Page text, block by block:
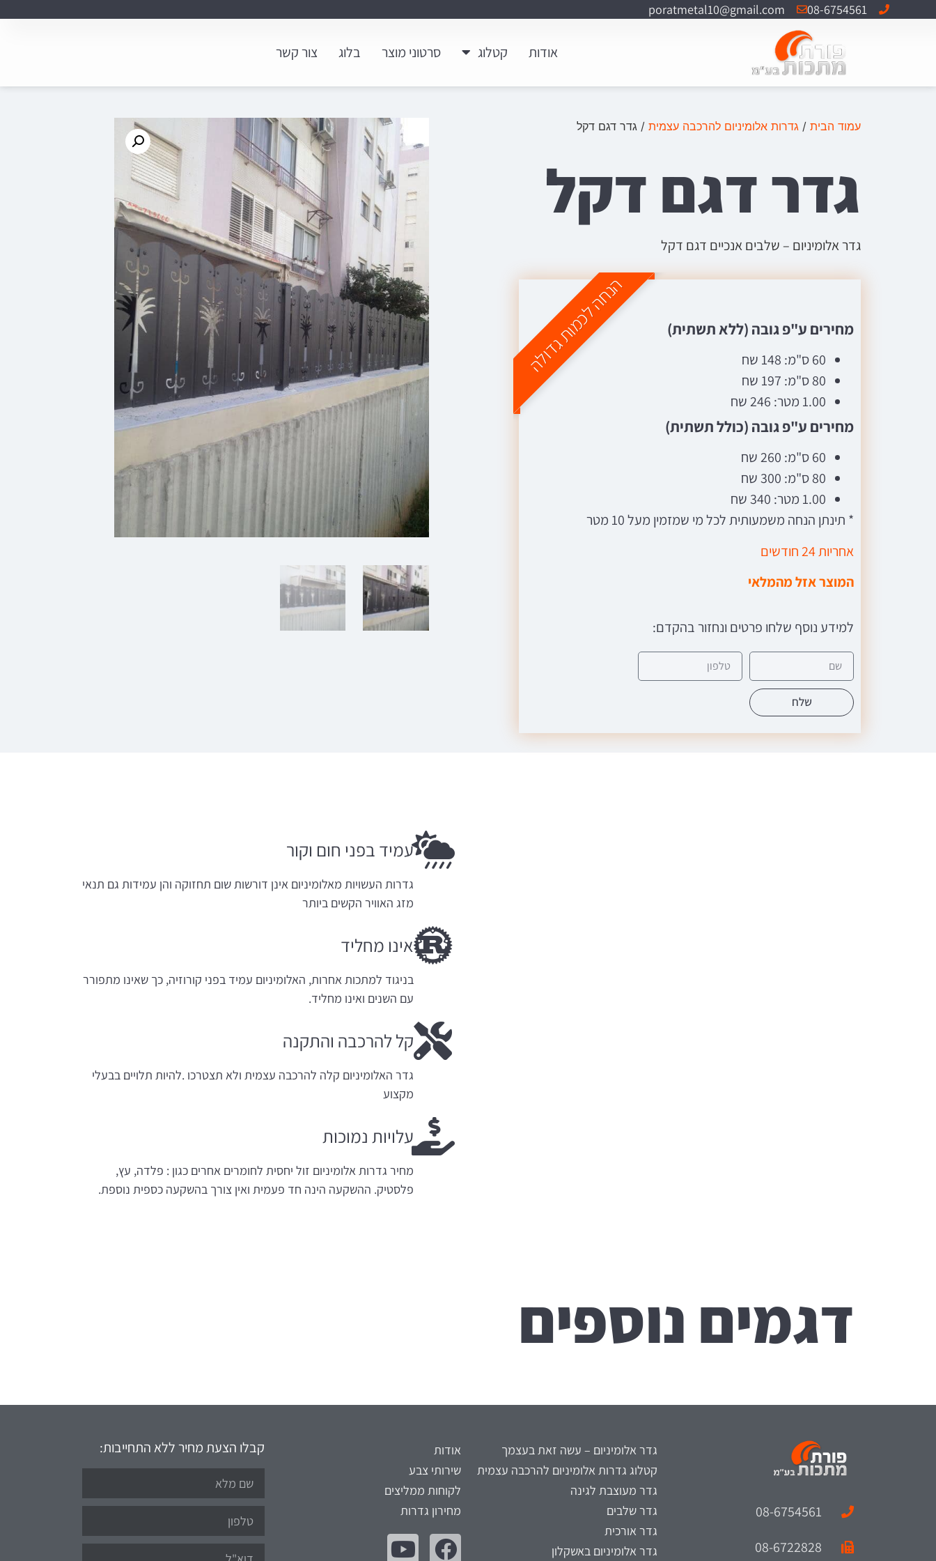
08-6754561
poratmetal10@gmail.com
אודות קטלוג סרטוני מוצר בלוג צור קשר
עמוד הבית/ גדרות אלומיניום להרכבה עצמית/ גדר דגם דקל
גדר דגם דקל
גדר אלומיניום – שלבים אנכיים דגם דקל
הנחה לכמות גדולה מחירים ע"פ גובה (ללא תשתית)
60 ס"מ: 148 שח
80 ס"מ: 197 שח
1.00 מטר: 246 שח
מחירים ע"פ גובה (כולל תשתית)
60 ס"מ: 260 שח
80 ס"מ: 300 שח
1.00 מטר: 340 שח
* תינתן הנחה משמעותית לכל מי שמזמין מעל 10 מטר
אחריות 24 חודשים
המוצר אזל מהמלאי
למידע נוסף שלחו פרטים ונחזור בהקדם:
שלח
עמיד בפני חום וקור
גדרות העשויות מאלומיניום אינן דורשות שום תחזוקה והן עמידות גם תנאי
מזג האוויר הקשים ביותר
אינו מחליד
בניגוד למתכות אחרות, האלומיניום עמיד בפני קורוזיה, כך שאינו מתפורר
עם השנים ואינו מחליד.
קל להרכבה והתקנה
גדר האלומיניום קלה להרכבה עצמית ולא תצטרכו .להיות תלויים בבעלי
מקצוע
עלויות נמוכות
מחיר גדרות אלומיניום זול יחסית לחומרים אחרים כגון : פלדה, עץ,
פלסטיק. ההשקעה הינה חד פעמית ואין צורך בהשקעה כספית נוספת.
דגמים נוספים
08-6754561
08-6722828
גדר אלומיניום – עשה זאת בעצמך
קטלוג גדרות אלומיניום להרכבה עצמית
גדר מעוצבת לגינה
גדר שלבים
גדר אורכית
גדר אלומיניום באשקלון
אודות
שירותי צבע
לקוחות ממליצים
מחירון גדרות
קבלו הצעת מחיר ללא התחייבות: